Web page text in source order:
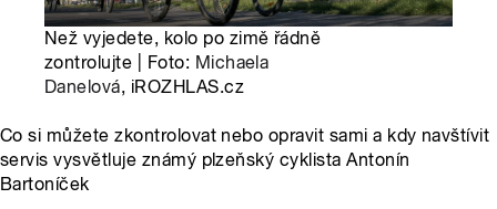
Než vyjedete, kolo po zimě řádně
zontrolujte | Foto: Michaela
Danelová, iROZHLAS.cz
Co si můžete zkontrolovat nebo opravit sami a kdy navštívit
servis vysvětluje známý plzeňský cyklista Antonín
Bartoníček